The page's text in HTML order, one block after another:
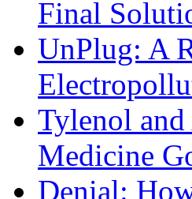
Final
UnPlug: A
Tylenol
Medicine
Denial: